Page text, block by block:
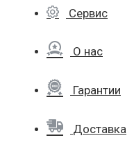
Сервис
О нас
Гарантии
Доставка